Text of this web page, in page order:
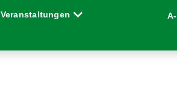
Veranstaltungen A-